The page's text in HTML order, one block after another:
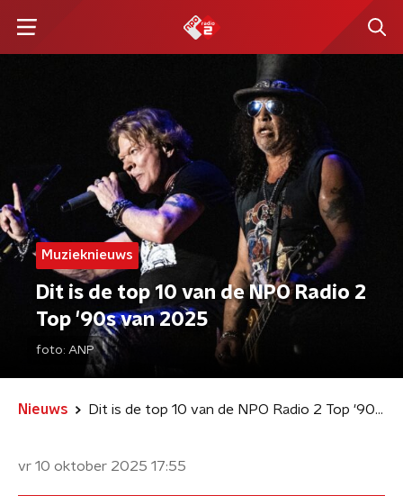
Muzieknieuws
Dit is de top 10 van de NPO Radio 2
Top '90s van 2025
foto: ANP
Nieuws Dit is de top 10 van de NPO Radio 2 Top '90s van 2025
vr 10 oktober 2025 17:55